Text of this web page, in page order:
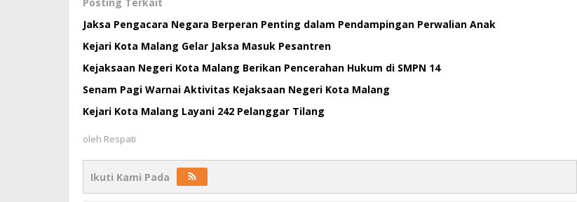
Jaksa Pengacara Negara Berperan Penting dalam Pendampingan Perwalian Anak
Kejari Kota Malang Gelar Jaksa Masuk Pesantren
Kejaksaan Negeri Kota Malang Berikan Pencerahan Hukum di SMPN 14
Senam Pagi Warnai Aktivitas Kejaksaan Negeri Kota Malang
Kejari Kota Malang Layani 242 Pelanggar Tilang
oleh Respati
Ikuti Kami Pada